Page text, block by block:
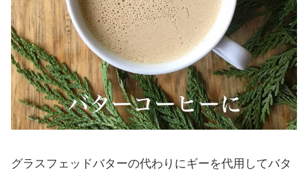
グラスフェッドバターの代わりにギーを代用してバタ